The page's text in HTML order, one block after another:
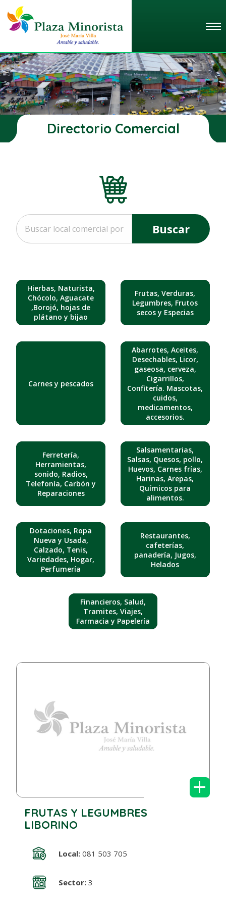
Directorio Comercial
Buscar
Hierbas, Naturista,
Chócolo, Aguacate
,Borojó, hojas de
plátano y bijao
Frutas, Verduras,
Legumbres, Frutos
secos y Especias
Carnes y pescados
Abarrotes, Aceites,
Desechables, Licor,
gaseosa, cerveza,
Cigarrillos,
Confitería. Mascotas,
cuidos,
medicamentos,
accesorios.
Ferretería,
Herramientas,
sonido, Radios,
Telefonía, Carbón y
Reparaciones
Salsamentarias,
Salsas, Quesos, pollo,
Huevos, Carnes frías,
Harinas, Arepas,
Químicos para
alimentos.
Dotaciones, Ropa
Nueva y Usada,
Calzado, Tenis,
Variedades, Hogar,
Perfumería
Restaurantes,
cafeterías,
panadería, Jugos,
Helados
Financieros, Salud,
Tramites, Viajes,
Farmacia y Papelería
+
FRUTAS Y LEGUMBRES
LIBORINO
Local:081 503 705
Sector:3